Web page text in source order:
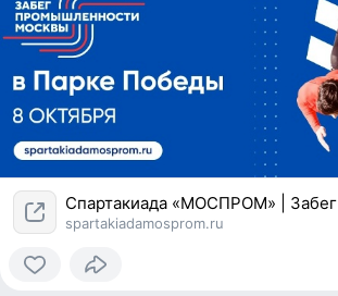
Спартакиада «МОСПРОМ» | Забег
spartakiadamosprom.ru